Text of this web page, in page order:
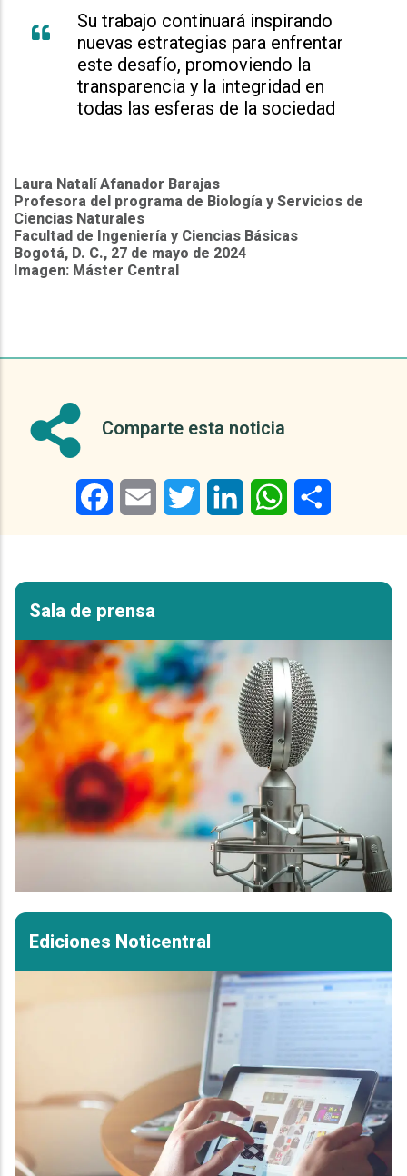
Su trabajo continuará inspirando
nuevas estrategias para enfrentar
este desafío, promoviendo la
transparencia y la integridad en
todas las esferas de la sociedad
Laura Natalí Afanador Barajas
Profesora del programa de Biología y Servicios de
Ciencias Naturales
Facultad de Ingeniería y Ciencias Básicas
Bogotá, D. C., 27 de mayo de 2024
Imagen: Máster Central
Comparte esta noticia
FacebookEmail Twitter LinkedIn WhatsApp
Sala de prensa
Ediciones Noticentral